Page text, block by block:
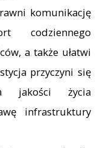
komunikację
codziennego
a także ułatwi
przyczyni się
jakości życia
infrastruktury